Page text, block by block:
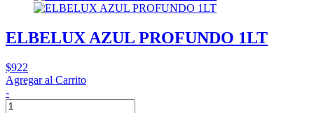
ELBELUX AZUL PROFUNDO 1LT
$922
Agregar al Carrito
-